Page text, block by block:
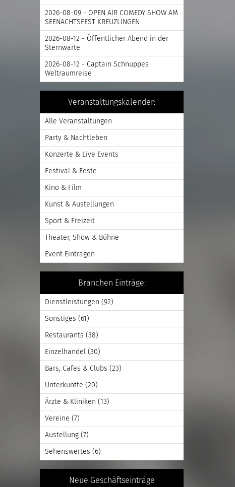
2026-08-09 - OPEN AIR COMEDY SHOW AM
SEENACHTSFEST KREUZLINGEN
2026-08-12 - Öffentlicher Abend in der
Sternwarte
2026-08-12 - Captain Schnuppes
Weltraumreise
Veranstaltungskalender:
Alle Veranstaltungen
Party & Nachtleben
Konzerte & Live Events
Festival & Feste
Kino & Film
Kunst & Austellungen
Sport & Freizeit
Theater, Show & Bühne
Event Eintragen
Branchen Einträge:
Dienstleistungen (92)
Sonstiges (61)
Restaurants (38)
Einzelhandel (30)
Bars, Cafes & Clubs (23)
Unterkünfte (20)
Ärzte & Kliniken (13)
Vereine (7)
Austellung (7)
Sehenswertes (6)
Neue Geschäftseinträge